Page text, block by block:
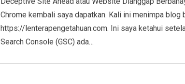
Chrome kembali saya dapatkan. Kali ini menimpa blog
https://lenterapengetahuan.com. Ini saya ketahui
Search Console (GSC) ada…